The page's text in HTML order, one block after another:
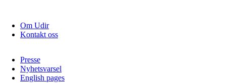
Om Udir
Kontakt oss
Presse
Nyhetsvarsel
English pages